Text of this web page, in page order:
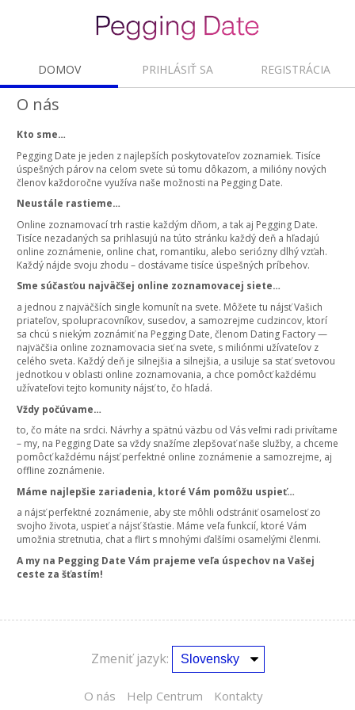
DOMOV PRIHLÁSIŤ SA REGISTRÁCIA
O nás
Kto sme…
Pegging Date je jeden z najlepších poskytovateľov zoznamiek. Tisíce
úspešných párov na celom svete sú tomu dôkazom, a milióny nových
členov každoročne využíva naše možnosti na Pegging Date.
Neustále rastieme…
Online zoznamovací trh rastie každým dňom, a tak aj Pegging Date.
Tisíce nezadaných sa prihlasujú na túto stránku každý deň a hľadajú
online zoznámenie, online chat, romantiku, alebo seriózny dlhý vzťah.
Každý nájde svoju zhodu – dostávame tisíce úspešných príbehov.
Sme súčasťou najväčšej online zoznamovacej siete…
a jednou z najväčších single komunít na svete. Môžete tu nájsť Vašich
priateľov, spolupracovníkov, susedov, a samozrejme cudzincov, ktorí
sa chcú s niekým zoznámiť na Pegging Date, členom Dating Factory —
najväčšia online zoznamovacia sieť na svete, s miliónmi užívateľov z
celého sveta. Každý deň je silnejšia a silnejšia, a usiluje sa stať svetovou
jednotkou v oblasti online zoznamovania, a chce pomôcť každému
užívateľovi tejto komunity nájsť to, čo hľadá.
Vždy počúvame…
to, čo máte na srdci. Návrhy a spätnú väzbu od Vás veľmi radi privítame
– my, na Pegging Date sa vždy snažíme zlepšovať naše služby, a chceme
pomôcť každému nájsť perfektné online zoznámenie a samozrejme, aj
offline zoznámenie.
Máme najlepšie zariadenia, ktoré Vám pomôžu uspieť…
a nájsť perfektné zoznámenie, aby ste môhli odstrániť osamelosť zo
svojho života, uspieť a nájsť šťastie. Máme veľa funkcií, ktoré Vám
umožnia stretnutia, chat a flirt s mnohými ďalšími osamelými členmi.
A my na Pegging Date Vám prajeme veľa úspechov na Vašej
ceste za šťastím!
Zmeniť jazyk:
O nás Help Centrum Kontakty